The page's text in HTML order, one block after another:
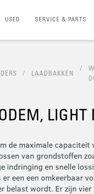
USED SERVICE & PARTS
/ LAADBAKKEN
/
LIGHT
de maximale capaciteit
van grondstoffen
indringing en snelle
een een omkeerbaar
belast wordt. Er zijn